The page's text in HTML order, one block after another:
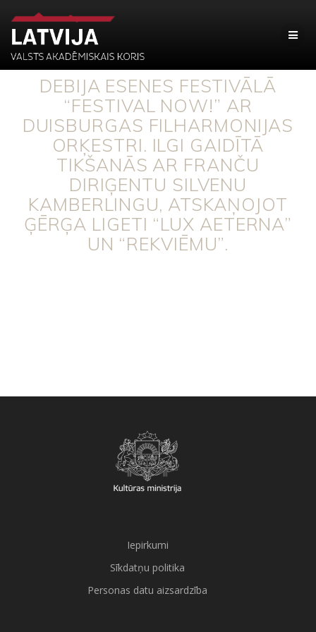
DEBIJA ESENES FESTIVĀLĀ
“FESTIVAL NOW!” AR
DUISBURGAS FILHARMONIJAS
ORĶESTRI. ILGI GAIDĪTĀ
TIKŠANĀS AR FRANČU
DIRIĢENTU SILVENU
KAMBERLINGU, ATSKAŅOJOT
ĢĒRĢA LIGETI “LUX AETERNA”
UN “REKVIĒMU”.
Iepirkumi
Sīkdatņu politika
Personas datu aizsardzība